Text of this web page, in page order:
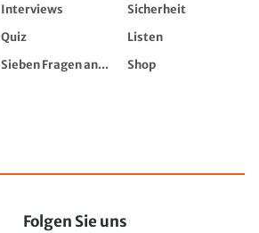
Interviews
Sicherheit
Quiz
Listen
Sieben Fragen an...
Shop
Folgen Sie uns